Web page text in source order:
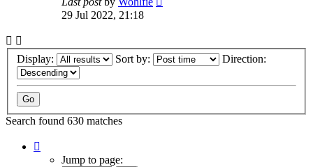
29 Jul 2022, 21:18
Display: Sort by: Direction:
Search found 630 matches
Jump to page: